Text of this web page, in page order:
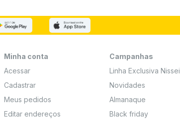
Minha conta
Acessar
Cadastrar
Meus pedidos
Editar endereços
Campanhas
Linha Exclusiva Nissei
Novidades
Almanaque
Black friday